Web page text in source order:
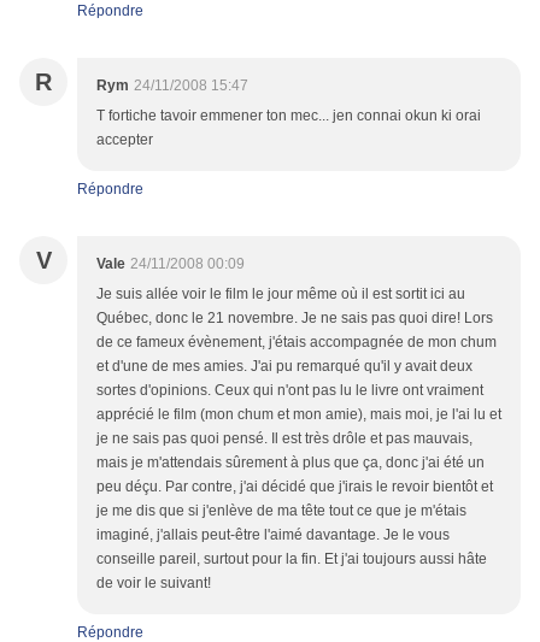
Répondre
R Rym 24/11/2008 15:47
T fortiche tavoir emmener ton mec... jen connai okun ki orai
accepter
Répondre
V Vale 24/11/2008 00:09
Je suis allée voir le film le jour même où il est sortit ici au
Québec, donc le 21 novembre. Je ne sais pas quoi dire! Lors
de ce fameux évènement, j'étais accompagnée de mon chum
et d'une de mes amies. J'ai pu remarqué qu'il y avait deux
sortes d'opinions. Ceux qui n'ont pas lu le livre ont vraiment
apprécié le film (mon chum et mon amie), mais moi, je l'ai lu et
je ne sais pas quoi pensé. Il est très drôle et pas mauvais,
mais je m'attendais sûrement à plus que ça, donc j'ai été un
peu déçu. Par contre, j'ai décidé que j'irais le revoir bientôt et
je me dis que si j'enlève de ma tête tout ce que je m'étais
imaginé, j'allais peut-être l'aimé davantage. Je le vous
conseille pareil, surtout pour la fin. Et j'ai toujours aussi hâte
de voir le suivant!
Répondre